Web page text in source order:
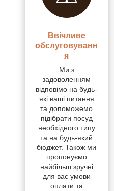
Ввічливе
обслуговуванн
я
Ми з
задоволенням
відповімо на будь-
які ваші питання
та допоможемо
підібрати посуд
необхідного типу
та на будь-який
бюджет. Також ми
пропонуємо
найбільш зручні
для вас умови
оплати та